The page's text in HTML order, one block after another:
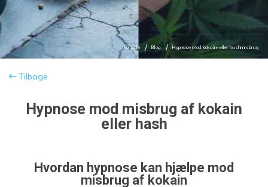
Forside Blog Hypnose mod kokain- eller hashmisbrug
Tilbage
Hypnose mod misbrug af kokain
eller hash
Hvordan hypnose kan hjælpe mod
misbrug af kokain